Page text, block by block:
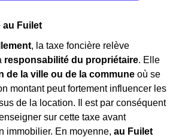
au Fuilet
, la taxe foncière relève
responsabilité du propriétaire. Elle
de la ville ou de la commune où se
montant peut fortement influencer les
de la location. Il est par conséquent
sur cette taxe avant
immobilier. En moyenne, au Fuilet